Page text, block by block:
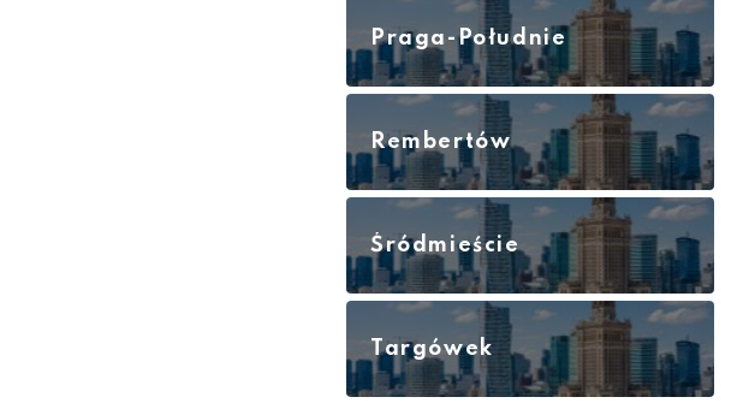
Praga-Południe
Rembertów
Śródmieście
Targówek